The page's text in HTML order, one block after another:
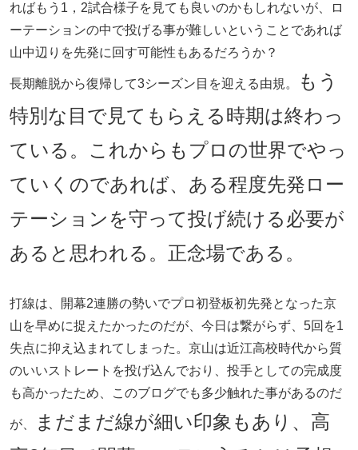
ればもう1，2試合様子を見ても良いのかもしれないが、ロ
ーテーションの中で投げる事が難しいということであれば
山中辺りを先発に回す可能性もあるだろうか？
長期離脱から復帰して3シーズン目を迎える由規。
もう
特別な目で見てもらえる時期は終わっ
ている。これからもプロの世界でやっ
ていくのであれば、ある程度先発ロー
テーションを守って投げ続ける必要が
あると思われる。正念場である。
打線は、開幕2連勝の勢いでプロ初登板初先発となった京
山を早めに捉えたかったのだが、今日は繋がらず、5回を1
失点に抑え込まれてしまった。京山は近江高校時代から質
のいいストレートを投げ込んでおり、投手としての完成度
も高かったため、このブログでも多少触れた事があるのだ
が、
まだまだ線が細い印象もあり、高